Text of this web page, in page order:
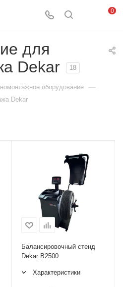
0
для
Dekar
18
оборудование —
Dekar
Балансировочный стенд
Dekar B2500
Характеристики